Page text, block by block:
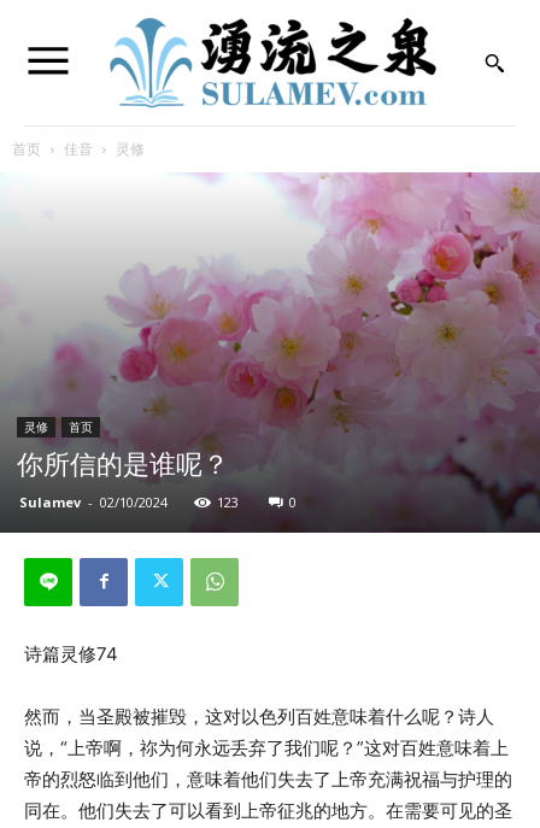
首页 佳音 灵修
灵修 首页
你所信的是谁呢？
Sulamev - 02/10/2024 123 0
诗篇灵修74
然而，当圣殿被摧毁，这对以色列百姓意味着什么呢？诗人
说，“上帝啊，祢为何永远丢弃了我们呢？”这对百姓意味着上
帝的烈怒临到他们，意味着他们失去了上帝充满祝福与护理的
同在。他们失去了可以看到上帝征兆的地方。在需要可见的圣